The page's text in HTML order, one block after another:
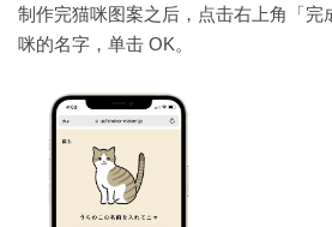
制作完猫咪图案之后，点击右上角「完
咪的名字，单击 OK。